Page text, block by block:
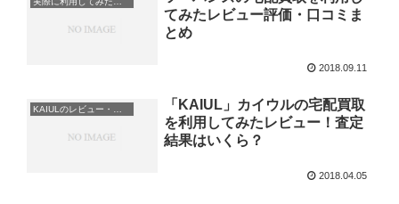
てみたレビュー評価・口コミま
とめ
2018.09.11
KAIULのレビュー・体験談
「KAIUL」カイウルの宅配買取
を利用してみたレビュー！査定
結果はいくら？
2018.04.05